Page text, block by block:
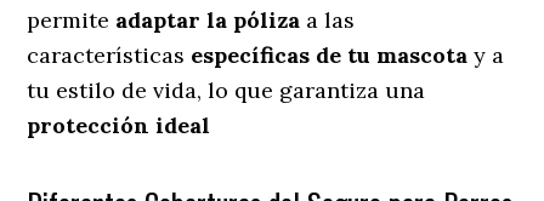
permite adaptar la póliza a las
características específicas de tu mascota y a
tu estilo de vida, lo que garantiza una
protección ideal